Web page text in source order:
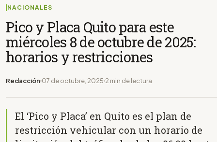
NACIONALES
Pico y Placa Quito para este
miércoles 8 de octubre de 2025:
horarios y restricciones
Redacción 07 de octubre, 2025 2 min de lectura
El ‘Pico y Placa’ en Quito es el plan de
restricción vehicular con un horario de